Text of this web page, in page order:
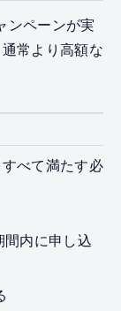
ンペーンが実
常より高額な
べて満たす必
間内に申し込